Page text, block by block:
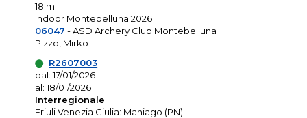
18 m
Indoor Montebelluna 2026
06047 - ASD Archery Club Montebelluna
Pizzo, Mirko
R2607003
dal: 17/01/2026
al: 18/01/2026
Interregionale
Friuli Venezia Giulia: Maniago (PN)